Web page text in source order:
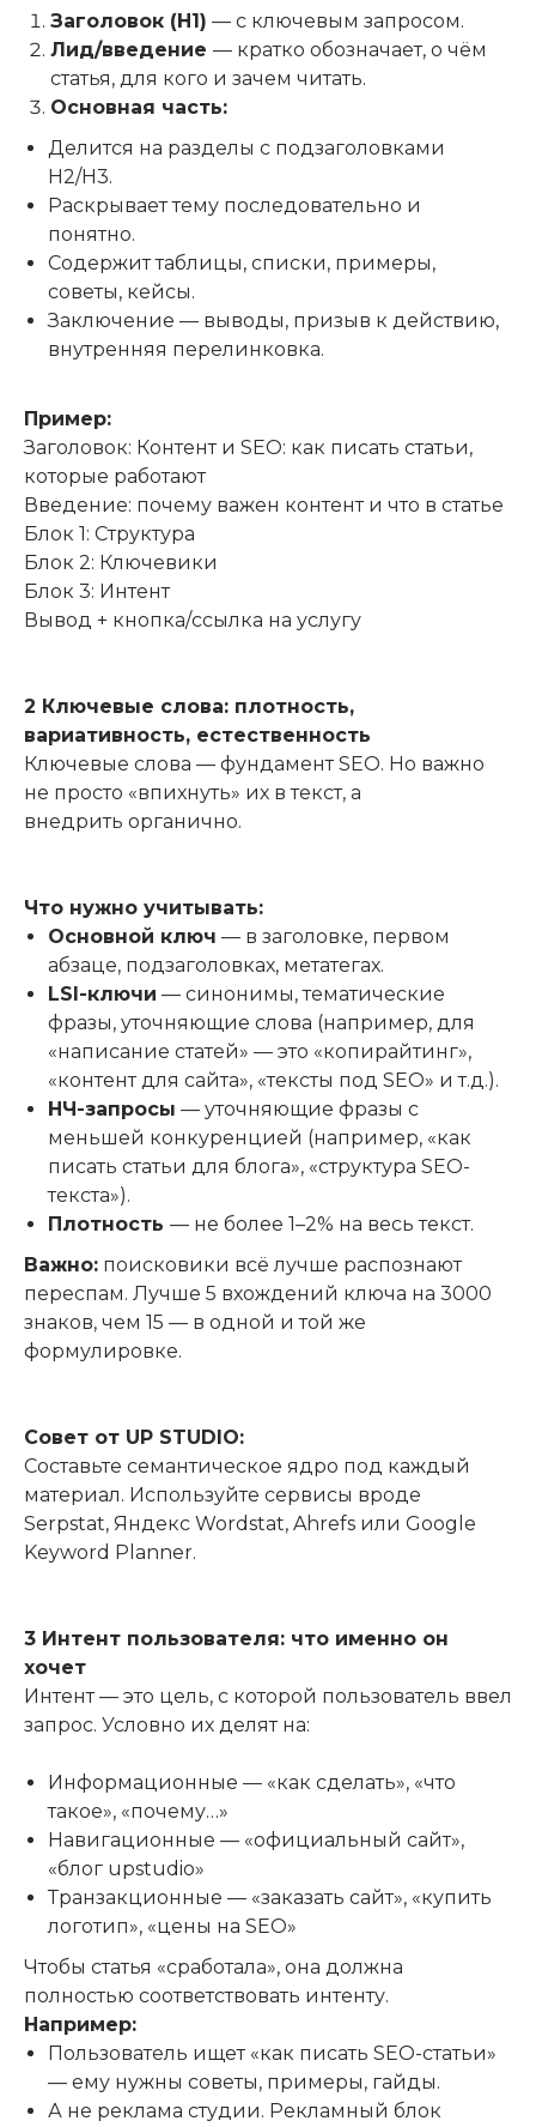
Заголовок (H1) — с ключевым запросом.
Лид/введение — кратко обозначает, о чём
статья, для кого и зачем читать.
Основная часть:
Делится на разделы с подзаголовками
H2/H3.
Раскрывает тему последовательно и
понятно.
Содержит таблицы, списки, примеры,
советы, кейсы.
Заключение — выводы, призыв к действию,
внутренняя перелинковка.
Пример:
Заголовок: Контент и SEO: как писать статьи,
которые работают
Введение: почему важен контент и что в статье
Блок 1: Структура
Блок 2: Ключевики
Блок 3: Интент
Вывод + кнопка/ссылка на услугу
2 Ключевые слова: плотность,
вариативность, естественность
Ключевые слова — фундамент SEO. Но важно
не просто «впихнуть» их в текст, а
внедрить органично.
Что нужно учитывать:
Основной ключ — в заголовке, первом
абзаце, подзаголовках, метатегах.
LSI-ключи — синонимы, тематические
фразы, уточняющие слова (например, для
«написание статей» — это «копирайтинг»,
«контент для сайта», «тексты под SEO» и т.д.).
НЧ-запросы — уточняющие фразы с
меньшей конкуренцией (например, «как
писать статьи для блога», «структура SEO-
текста»).
Плотность — не более 1–2% на весь текст.
Важно: поисковики всё лучше распознают
переспам. Лучше 5 вхождений ключа на 3000
знаков, чем 15 — в одной и той же
формулировке.
Совет от UP STUDIO:
Составьте семантическое ядро под каждый
материал. Используйте сервисы вроде
Serpstat, Яндекс Wordstat, Ahrefs или Google
Keyword Planner.
3 Интент пользователя: что именно он
хочет
Интент — это цель, с которой пользователь ввел
запрос. Условно их делят на:
Информационные — «как сделать», «что
такое», «почему…»
Навигационные — «официальный сайт»,
«блог upstudio»
Транзакционные — «заказать сайт», «купить
логотип», «цены на SEO»
Чтобы статья «сработала», она должна
полностью соответствовать интенту.
Например:
Пользователь ищет «как писать SEO-статьи»
— ему нужны советы, примеры, гайды.
А не реклама студии. Рекламный блок